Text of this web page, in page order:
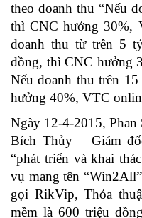
theo doanh thu “Nếu
thì CNC hưởng 30%,
doanh thu từ trên 5
đồng, thì CNC hưởng
Nếu doanh thu trên
hưởng 40%, VTC
Ngày 12-4-2015,
Bích Thủy – Giám
“phát triển và khai
vụ mang tên
gọi RikVip, Thỏa
mềm là 600 triệu